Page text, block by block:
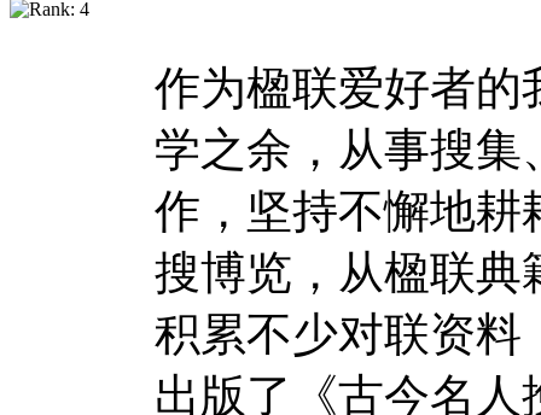
作为楹联爱好者的
学之余，从事搜集
作，坚持不懈地耕
搜博览，从楹联典
积累不少对联资料
出版了《古今名